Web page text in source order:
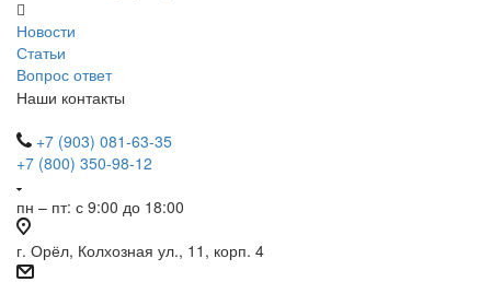
Новости
Статьи
Вопрос ответ
Наши контакты
+7 (903) 081-63-35
+7 (800) 350-98-12
пн – пт: с 9:00 до 18:00
г. Орёл, Колхозная ул., 11, корп. 4